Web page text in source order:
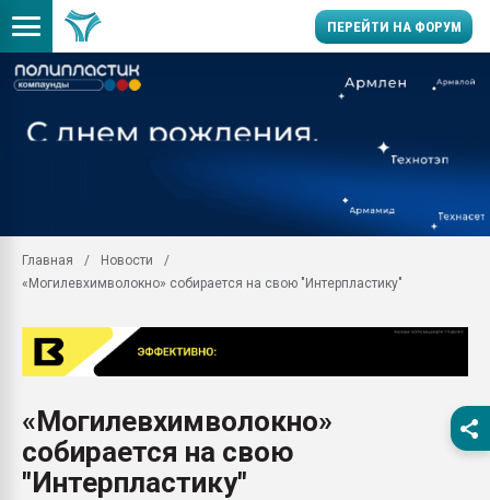
ПЕРЕЙТИ НА ФОРУМ
Вакуум-формовочные
ближайшее
28.07.2026
бутылок
Материал
вакуумного
Главная
Новости
«Могилевхимволокно» собирается на свою "Интерпластику"
«Могилевхимволокно»
собирается на свою
"Интерпластику"